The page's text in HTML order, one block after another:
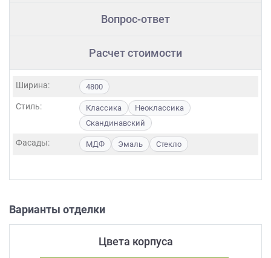
Вопрос-ответ
Расчет стоимости
Ширина: 4800
Стиль: Классика
Неоклассика
Скандинавский
Фасады: МДФ Эмаль Стекло
Варианты отделки
Цвета корпуса